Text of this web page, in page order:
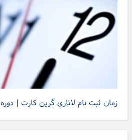
زمان ثبت نام لاتاری گرین کارت | دوره ۲۰۲۲